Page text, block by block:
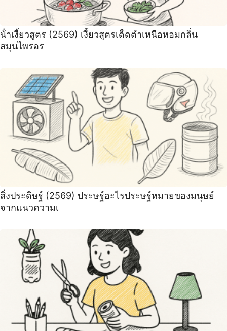
น้ําเงี้ยวสูตร (2569) เงี้ยวสูตรเด็ดตำเหนือหอมกลิ่น
สมุนไพรอร
สิ่งประดิษฐ์ (2569) ประษฐ์อะไรประษฐ์หมายของมนุษย์
จากแนวความเ